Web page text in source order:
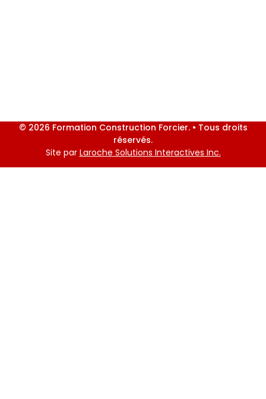
© 2026 Formation Construction Forcier. • Tous droits
réservés.
Site par Laroche Solutions Interactives Inc.